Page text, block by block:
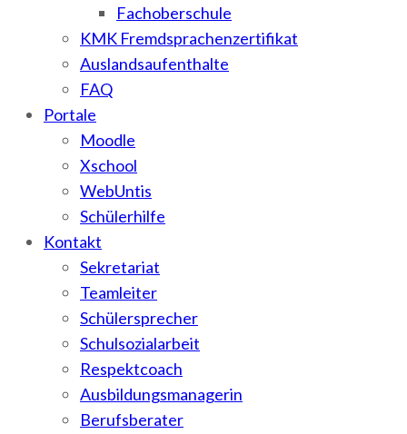
Fachoberschule
KMK Fremdsprachenzertifikat
Auslandsaufenthalte
FAQ
Portale
Moodle
Xschool
WebUntis
Schülerhilfe
Kontakt
Sekretariat
Teamleiter
Schülersprecher
Schulsozialarbeit
Respektcoach
Ausbildungsmanagerin
Berufsberater